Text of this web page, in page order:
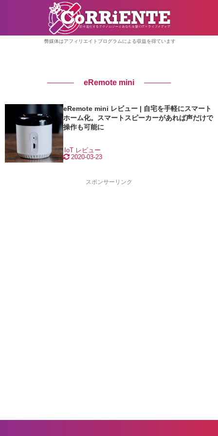
弊媒体はアフィリエイトプログラムによる収益を得ています
eRemote mini
eRemote mini レビュー | 自宅を手軽にスマート
ホーム化。スマートスピーカーがあれば声だけで
操作も可能に
2020-03-23
IoT レビュー
スポンサーリンク